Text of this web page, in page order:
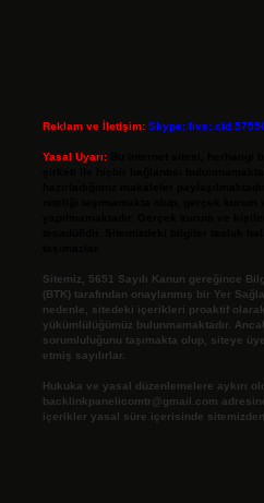
Reklam ve İletişim: Skype:
Yasal Uyarı:
Sitemiz, 5651 Sayılı Kanun gereğince
(BTK) tarafından onaylanmış bir Yer
nedenle, sitedeki içerikleri proaktif
yükümlülüğümüz bulunmamaktadır.
sorumluluğunu taşımakta olup, siteye
etmiş sayılırlar.
Hukuka ve yasal düzenlemelere aykırı
backlinkpanelicomtr@gmail.com
içerikler yasal süre içerisinde sitemizden